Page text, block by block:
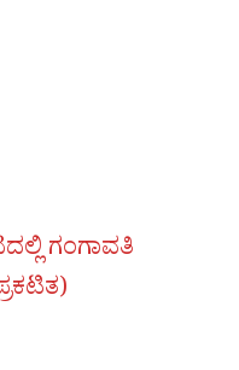
ಗಂಗಾವತಿ